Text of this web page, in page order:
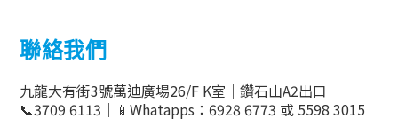
聯絡我們
九龍大有街3號萬迪廣場26/F K室 ｜鑽石山A2出口
📞3709 6113 ｜ 📱 Whatapps ： 6928 6773 或 5598 3015